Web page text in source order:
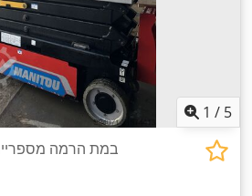
1 / 5